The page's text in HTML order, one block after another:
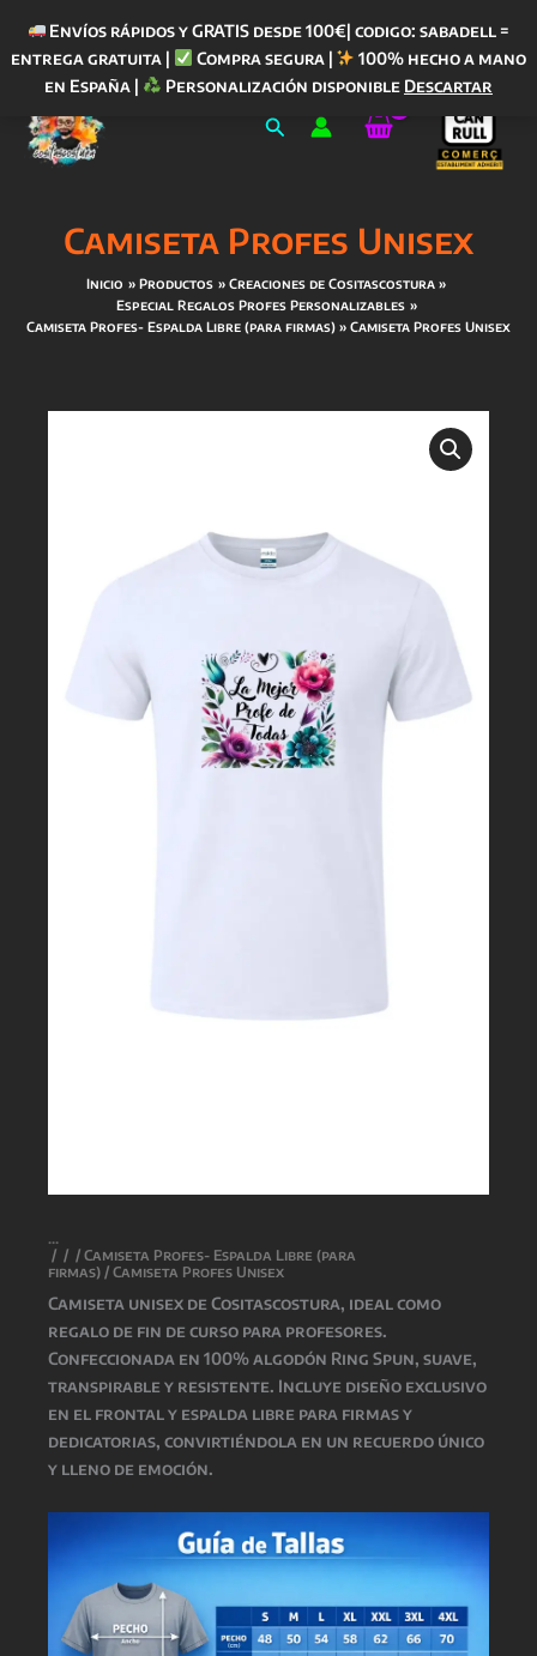
Envíos rápidos y GRATIS desde 100€| codigo: sabadell =
entrega gratuita |
Compra segura |
100% hecho a mano
en España |
Personalización disponible Descartar
contenido
Buscar
Camiseta Profes Unisex
Inicio Productos
Creaciones de Cositascostura
Especial Regalos Profes Personalizables
Camiseta Profes- Espalda Libre (para firmas)
Camiseta Profes Unisex
/ / / Camiseta Profes- Espalda Libre (para
firmas) / Camiseta Profes Unisex
Camiseta unisex de Cositascostura, ideal como
regalo de fin de curso para profesores.
Confeccionada en 100% algodón Ring Spun, suave,
transpirable y resistente. Incluye diseño exclusivo
en el frontal y espalda libre para firmas y
dedicatorias, convirtiéndola en un recuerdo único
y lleno de emoción.